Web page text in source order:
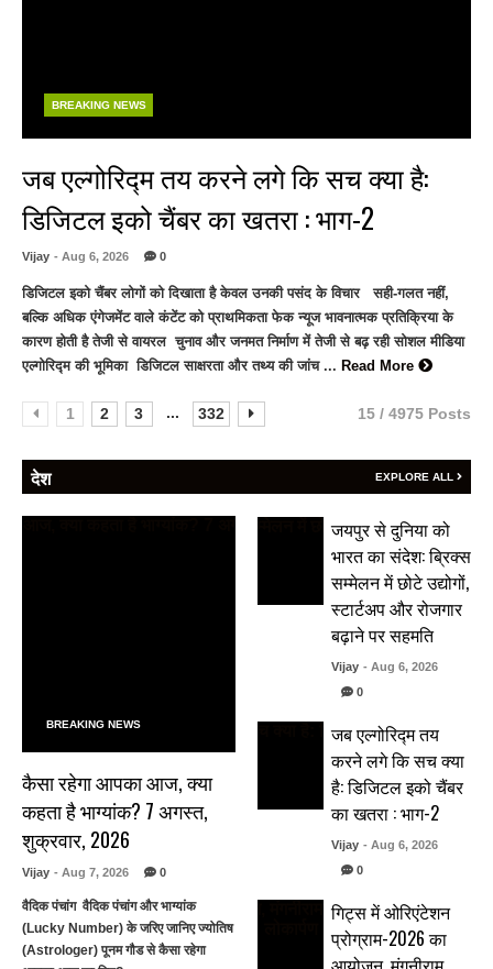
BREAKING NEWS
जब एल्गोरिद्म तय करने लगे कि सच क्या है:
डिजिटल इको चैंबर का खतरा : भाग-2
Vijay - Aug 6, 2026 0
डिजिटल इको चैंबर लोगों को दिखाता है केवल उनकी पसंद के विचार सही-गलत नहीं,
बल्कि अधिक एंगेजमेंट वाले कंटेंट को प्राथमिकता फेक न्यूज भावनात्मक प्रतिक्रिया के
कारण होती है तेजी से वायरल चुनाव और जनमत निर्माण में तेजी से बढ़ रही सोशल मीडिया
एल्गोरिद्म की भूमिका डिजिटल साक्षरता और तथ्य की जांच ... Read More
1 2 3 ... 332 15 / 4975 Posts
देश EXPLORE ALL
BREAKING NEWS
कैसा रहेगा आपका आज, क्या
कहता है भाग्यांक? 7 अगस्त,
शुक्रवार, 2026
Vijay - Aug 7, 2026 0
वैदिक पंचांग वैदिक पंचांग और भाग्यांक
(Lucky Number) के जरिए जानिए ज्योतिष
(Astrologer) पूनम गौड से कैसा रहेगा
जयपुर से दुनिया को
भारत का संदेश: ब्रिक्स
सम्मेलन में छोटे उद्योगों,
स्टार्टअप और रोजगार
बढ़ाने पर सहमति
Vijay - Aug 6, 2026
0
जब एल्गोरिद्म तय
करने लगे कि सच क्या
है: डिजिटल इको चैंबर
का खतरा : भाग-2
Vijay - Aug 6, 2026
0
गिट्स में ओरिएंटेशन
प्रोग्राम-2026 का